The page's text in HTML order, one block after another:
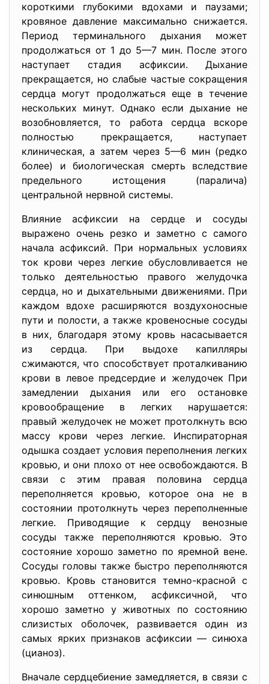
короткими глубокими вдохами и паузами;
кровяное давление максимально снижается.
Период терминального дыхания может
продолжаться от 1 до 5—7 мин. После этого
наступает стадия асфиксии. Дыхание
прекращается, но слабые частые сокращения
сердца могут продолжаться еще в течение
нескольких минут. Однако если дыхание не
возобновляется, то работа сердца вскоре
полностью прекращается, наступает
клиническая, а затем через 5—6 мин (редко
более) и биологическая смерть вследствие
предельного истощения (паралича)
центральной нервной системы.
Влияние асфиксии на сердце и сосуды
выражено очень резко и заметно с самого
начала асфиксий. При нормальных условиях
ток крови через легкие обусловливается не
только деятельностью правого желудочка
сердца, но и дыхательными движениями. При
каждом вдохе расширяются воздухоносные
пути и полости, а также кровеносные сосуды
в них, благодаря этому кровь насасывается
из сердца. При выдохе капилляры
сжимаются, что способствует проталкиванию
крови в левое предсердие и желудочек При
замедлении дыхания или его остановке
кровообращение в легких нарушается:
правый желудочек не может протолкнуть всю
массу крови через легкие. Инспираторная
одышка создает условия переполнения легких
кровью, и они плохо от нее освобождаются. В
связи с этим правая половина сердца
переполняется кровью, которое она не в
состоянии протолкнуть через переполненные
легкие. Приводящие к сердцу венозные
сосуды также переполняются кровью. Это
состояние хорошо заметно по яремной вене.
Сосуды головы также быстро переполняются
кровью. Кровь становится темно-красной с
синюшным оттенком, асфиксичной, что
хорошо заметно у животных по состоянию
слизистых оболочек, развивается один из
самых ярких признаков асфиксии — синюха
(цианоз).
Вначале сердцебиение замедляется, в связи с